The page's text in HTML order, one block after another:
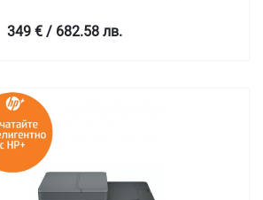
349 € / 682.58 лв.